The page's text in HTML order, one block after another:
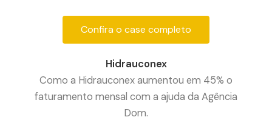
Confira o case completo
Hidrauconex
Como a Hidrauconex aumentou em 45% o
faturamento mensal com a ajuda da Agência
Dom.